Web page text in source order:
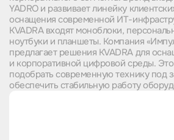
YADRO и развивает линейку
оснащения современной ИТ-
KVADRA входят моноблоки,
ноутбуки и планшеты. Компания
предлагает решения KVADRA для
и корпоративной цифровой среды.
подобрать современную технику под
обеспечить стабильную работу